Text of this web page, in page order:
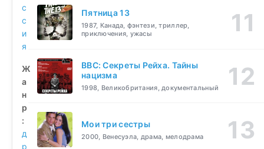
с
с
и
я
Ж
а
н
р
:
д
р
Пятница 13
1987, Канада, фэнтези, триллер,
приключения, ужасы
BBC: Секреты Рейха. Тайны
нацизма
1998, Великобритания, документальный
Мои три сестры
2000, Венесуэла, драма, мелодрама